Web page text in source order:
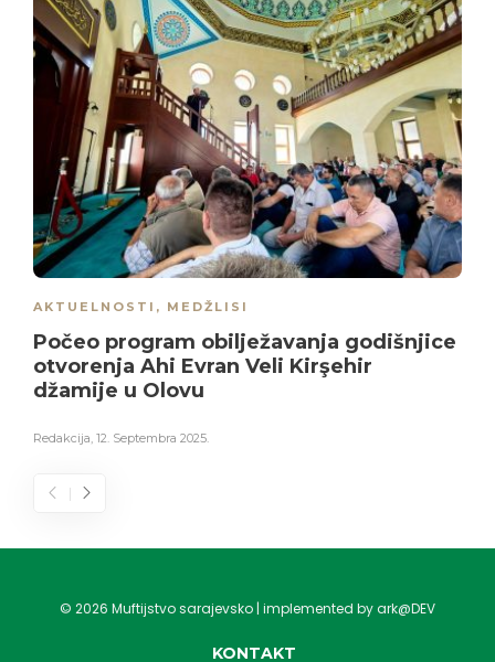
AKTUELNOSTI , MEDŽLISI
Počeo program obilježavanja godišnjice
otvorenja Ahi Evran Veli Kirşehir
džamije u Olovu
Redakcija, 12. Septembra 2025.
© 2026 Muftijstvo sarajevsko | implemented by ark@DEV
KONTAKT